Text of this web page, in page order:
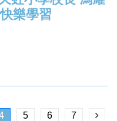
樂學習
5 6 7